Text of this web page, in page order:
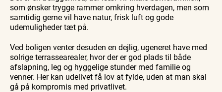
som ønsker trygge rammer omkring hverdagen, men som
samtidig gerne vil have natur, frisk luft og gode
udemuligheder tæt på.
Ved boligen venter desuden en dejlig, ugeneret have med
solrige terrassearealer, hvor der er god plads til både
afslapning, leg og hyggelige stunder med familie og
venner. Her kan udelivet få lov at fylde, uden at man skal
gå på kompromis med privatlivet.